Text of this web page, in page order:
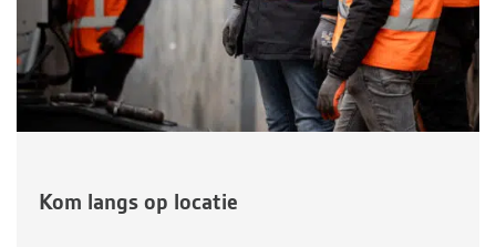
Kom langs op locatie